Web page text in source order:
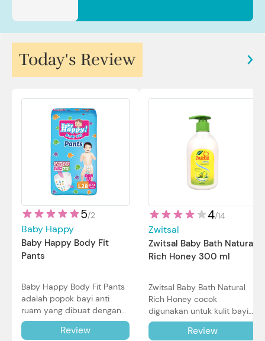
Today's Review
5/2
Baby Happy
Baby Happy Body Fit
Pants
Baby Happy Body Fit Pants
adalah popok bayi anti
ruam yang dibuat dengan
teknologi Air Through
Technology.Review
4/14
Zwitsal
Zwitsal Baby Bath Natural
Rich Honey 300 ml
Zwitsal Baby Bath Natural
Rich Honey cocok
digunakan untuk kulit bayi
baru lahir bahkan kulit
sensitif sekalipun. Simak
Review